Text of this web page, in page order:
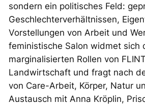
sondern ein politisches Feld:
Geschlechterverhältnissen,
Vorstellungen von Arbeit und
feministische Salon widmet sich
marginalisierten Rollen von
Landwirtschaft und fragt nach
von Care-Arbeit, Körper, Natur
Austausch mit Anna Kröplin,